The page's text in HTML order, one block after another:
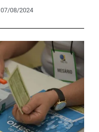
07/08/2024